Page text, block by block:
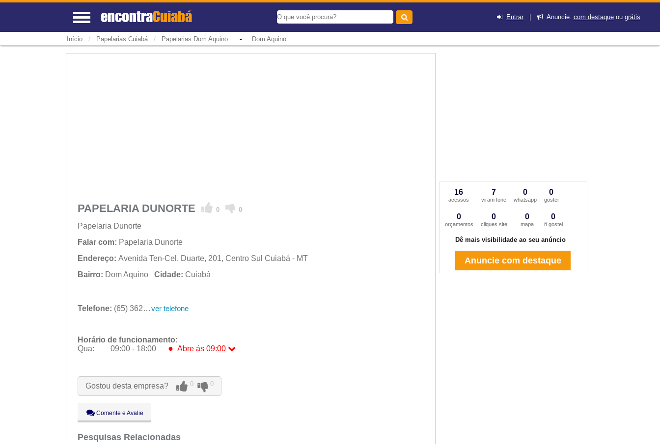
encontraCuiabá Entrar| Anuncie: com destaqueou grátis
Início / Papelarias Cuiabá / Papelarias Dom Aquino- Dom Aquino
PAPELARIA DUNORTE 0 0
Papelaria Dunorte
Falar com: Papelaria Dunorte
Endereço: Avenida Ten-Cel. Duarte, 201, Centro Sul Cuiabá - MT
Bairro: Dom Aquino Cidade: Cuiabá
Telefone: (65) 3624-9334 ver telefone
Horário de funcionamento:
Qua:
09:00 - 18:00 ● Abre ás 09:00
Ter:
09:00 - 18:00
Qua:
09:00 - 18:00
Abre ás 09:00
Sex:
09:00 - 18:00
Sáb:
Fechado
Dom:
Fechado
Gostou desta empresa? 0 0
Comente e Avalie
Pesquisas Relacionadas
16
acessos
7
viram fone
0
whatsapp
0
gostei
0
orçamentos
0
cliques site
0
mapa
0
ñ gostei
Dê mais visibilidade ao seu anúncio
Anuncie com destaque